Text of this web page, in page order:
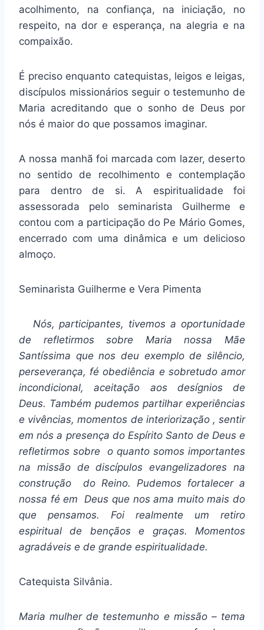
acolhimento, na confiança, na iniciação, no
respeito, na dor e esperança, na alegria e na
compaixão.
É preciso enquanto catequistas, leigos e leigas,
discípulos missionários seguir o testemunho de
Maria acreditando que o sonho de Deus por
nós é maior do que possamos imaginar.
A nossa manhã foi marcada com lazer, deserto
no sentido de recolhimento e contemplação
para dentro de si. A espiritualidade foi
assessorada pelo seminarista Guilherme e
contou com a participação do Pe Mário Gomes,
encerrado com uma dinâmica e um delicioso
almoço.
Seminarista Guilherme e Vera Pimenta
Nós, participantes, tivemos a oportunidade
de refletirmos sobre Maria nossa Mãe
Santíssima que nos deu exemplo de silêncio,
perseverança, fé obediência e sobretudo amor
incondicional, aceitação aos desígnios de
Deus. Também pudemos partilhar experiências
e vivências, momentos de interiorização , sentir
em nós a presença do Espírito Santo de Deus e
refletirmos sobre o quanto somos importantes
na missão de discípulos evangelizadores na
construção do Reino. Pudemos fortalecer a
nossa fé em Deus que nos ama muito mais do
que pensamos. Foi realmente um retiro
espiritual de bençãos e graças. Momentos
agradáveis e de grande espiritualidade.
Catequista Silvânia.
Maria mulher de testemunho e missão – tema